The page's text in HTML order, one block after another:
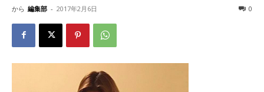
から 編集部 - 2017年2月6日 0